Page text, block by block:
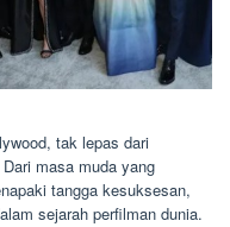
tak lepas dari
masa muda yang
tangga kesuksesan,
sejarah perfilman dunia.